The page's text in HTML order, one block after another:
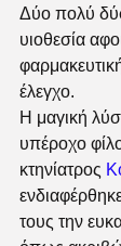
Δύο πολύ
υιοθεσία
έλεγχο.
Η μαγική
υπέροχο
κτηνίατρος
τους την